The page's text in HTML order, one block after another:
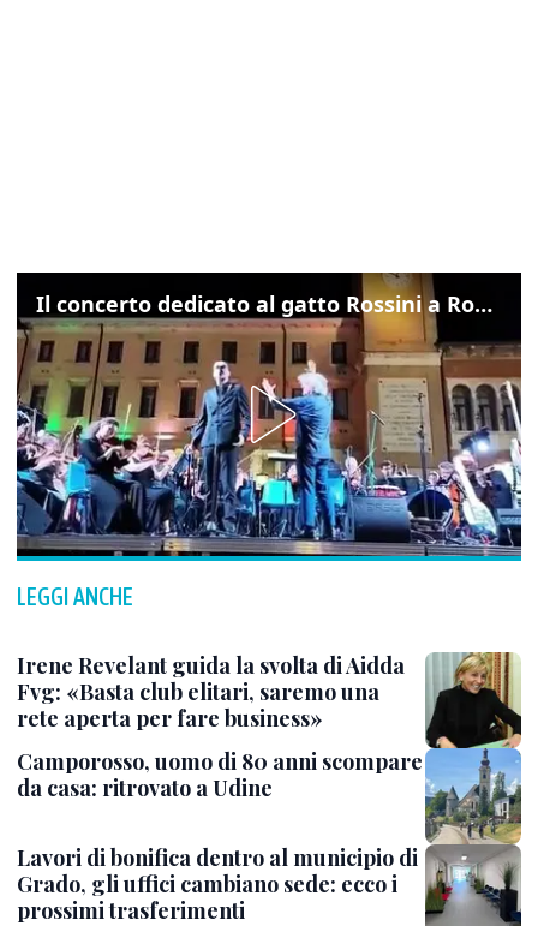
Il concerto dedicato al gatto Rossini a Rovigo: ecco un estratto
LEGGI ANCHE
Irene Revelant guida la svolta di Aidda
Fvg: «Basta club elitari, saremo una
rete aperta per fare business»
Camporosso, uomo di 80 anni scompare
da casa: ritrovato a Udine
Lavori di bonifica dentro al municipio di
Grado, gli uffici cambiano sede: ecco i
prossimi trasferimenti